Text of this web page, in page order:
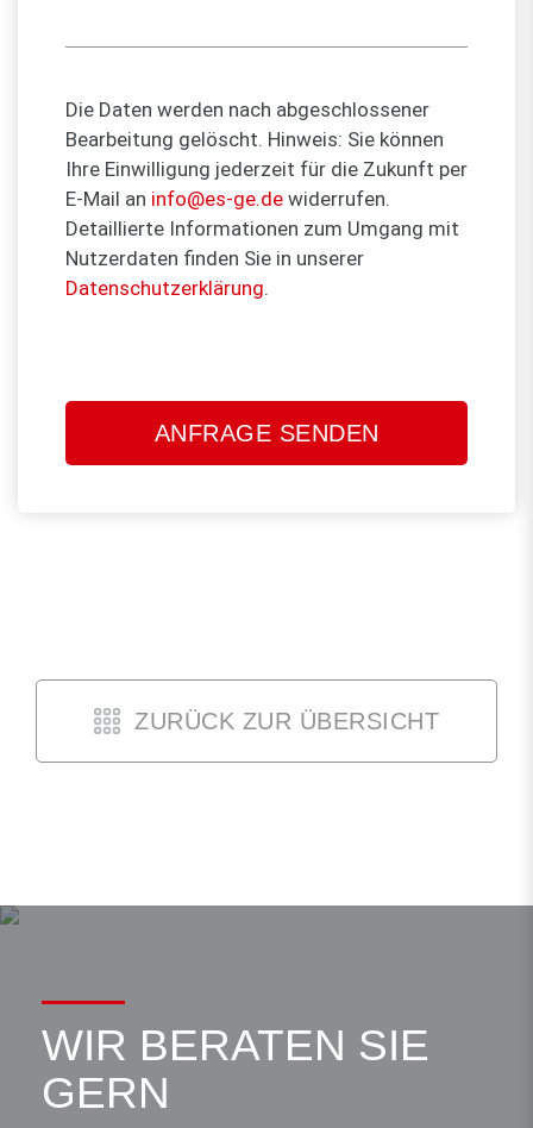
Die Daten werden nach abgeschlossener
Bearbeitung gelöscht. Hinweis: Sie können
Ihre Einwilligung jederzeit für die Zukunft per
E-Mail an info@es-ge.de widerrufen.
Detaillierte Informationen zum Umgang mit
Nutzerdaten finden Sie in unserer
Datenschutzerklärung.
lasse
ZURÜCK ZUR ÜBERSICHT
WIR BERATEN SIE
GERN